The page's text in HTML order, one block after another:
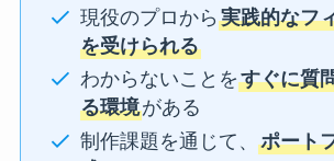
現役のプロから 実践的なフ
を受けられる
わからないことをすぐに質
る環境がある
制作課題を通じて、 ポート